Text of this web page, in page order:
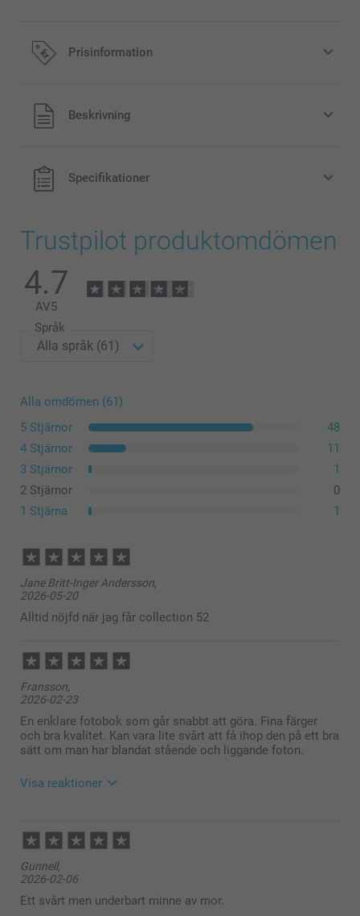
Prisinformation
Alla priser är i svenska kronor (SEK), inklusive moms och
exklusive porto.
Beskrivning
Specifikationer
Trustpilot produktomdömen
4.7
AV5
Språk
Alla omdömen (61)
5 Stjärnor
48
4 Stjärnor
11
3 Stjärnor
1
2 Stjärnor
0
1 Stjärna
1
Jane Britt-Inger Andersson,
2026-05-20
Alltid nöjfd när jag får collection 52
Fransson,
2026-02-23
En enklare fotobok som går snabbt att göra. Fina färger
och bra kvalitet. Kan vara lite svårt att få ihop den på ett bra
sätt om man har blandat stående och liggande foton.
Visa reaktioner
13:48
Hej Fransson,
Stort tack för dina⭐️⭐️⭐️⭐️⭐️ och omdöme av våra
fotohäften. Vi hoppas att du kommer att ha glädje av
den under en lång tid framöver! Tack för att du valt
Gunnell,
2026-02-06
Ett svårt men underbart minne av mor.